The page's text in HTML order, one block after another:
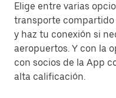
Elige entre varias
transporte compartido
y haz tu conexión si
aeropuertos. Y con la
con socios de la App
alta calificación.